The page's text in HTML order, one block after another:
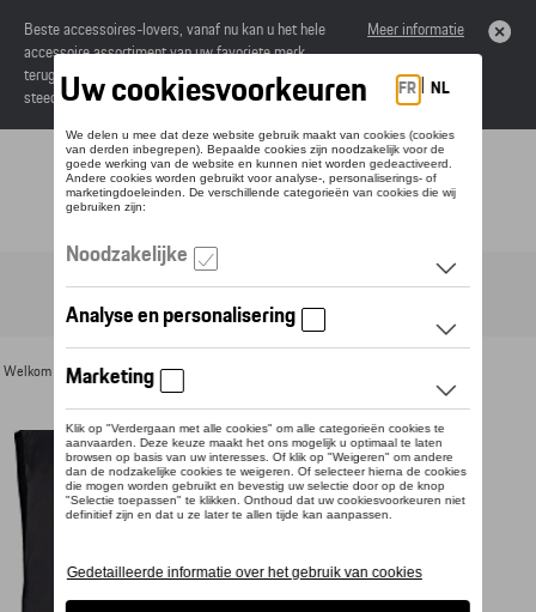
Beste accessoires-lovers, vanaf nu kan u het hele
accessoire assortiment van uw favoriete merk
terugvinden in de online catalogus. Deze kunnen
steeds besteld worden via uw dealer.
Meer informatie
Toggle navigation
Welkom >Voor u >Textiel >